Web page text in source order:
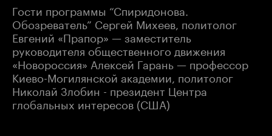
Гости программы “Спиридонова.
Обозреватель” Сергей Михеев, политолог
Евгений «Прапор» — заместитель
руководителя общественного движения
«Новороссия» Алексей Гарань — профессор
Киево-Могилянской академии, политолог
Николай Злобин - президент Центра
глобальных интересов (США)